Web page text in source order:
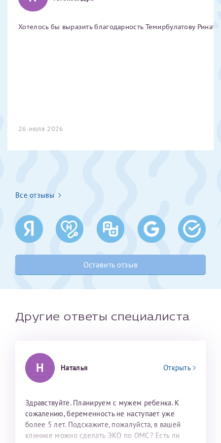
Хотелось бы выразить благодарность Темирбулатову
26 июля 2026
Все отзывы
Оставить отзыв
Другие ответы специалиста
Н Наталья Открыть
Здравствуйте. Планируем с мужем ребенка. К
сожалению, беременность не наступает уже
более 5 лет. Подскажите, пожалуйста, в вашей
клинике можно сделать ЭКО по ОМС? Есть ли
Получение справки
скан 2-3 страниц паспорта пациента и
налогоплательщика* (основной разворот с фотографией,
вашими данными и местом выдачи)